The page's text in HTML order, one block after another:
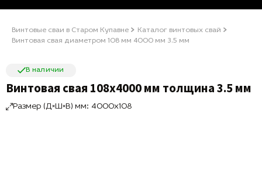
Винтовые сваи в Старом Купавне
Каталог винтовых свай
Винтовая свая диаметром 108 мм 4000 мм 3.5 мм
В наличии
Винтовая свая 108х4000 мм толщина 3.5 мм
Размер (Д×Ш×В) мм: 4000x108